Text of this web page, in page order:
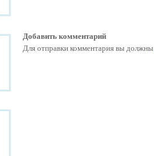
Добавить комментарий
Для отправки комментария вы должны